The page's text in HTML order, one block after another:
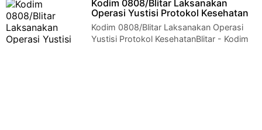
Waspada Klaten – Komandan Kodim 0723 Klaten Letkol Inf J…
Kodim 0808/Blitar Laksanakan
Operasi Yustisi Protokol Kesehatan
Kodim 0808/Blitar Laksanakan Operasi
Yustisi Protokol KesehatanBlitar - Kodim